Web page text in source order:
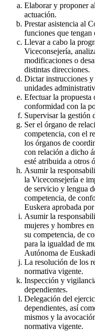
Elaborar y proponer
actuación.
Prestar asistencia al
funciones que tengan
Llevar a cabo la
Viceconsejería,
modificaciones o
distintas direcciones.
Dictar instrucciones
unidades
Efectuar la propuesta
conformidad con la
Supervisar la gestión
Ser el órgano de
competencia, con el
los órganos de
con relación a dicho
esté atribuida a otros
Asumir la
la Viceconsejería e
de servicio y lengua
competencia, de
Euskera aprobada
Asumir la
mujeres y hombres
su competencia, de
para la igualdad de
Autónoma de
La resolución de los
normativa vigente.
Inspección y
dependientes.
Delegación del
dependientes, así
mismos y la
normativa vigente.